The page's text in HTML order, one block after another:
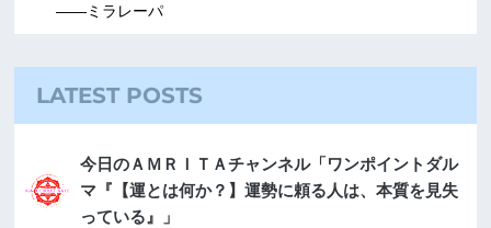
――ミラレーパ
LATEST POSTS
今日のＡＭＲＩＴＡチャンネル「ワンポイントダル
マ『【運とは何か？】運勢に頼る人は、本質を見失
っている』」